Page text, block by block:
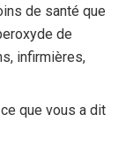
de santé que
de
infirmières,
que vous a dit